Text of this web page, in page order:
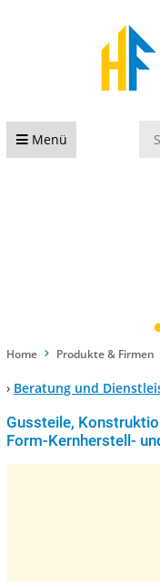
Menü
Home Produkte & Firmen
› Beratung und
Gussteile,
Form-Kernherstell-